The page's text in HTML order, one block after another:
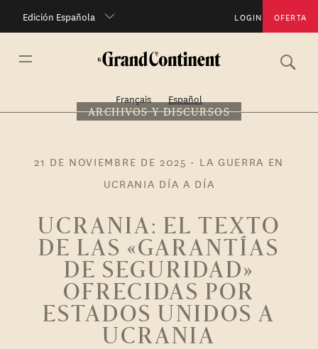
Edición Española LOGIN OFERTA
Français Español
ARCHIVOS Y DISCURSOS
21 DE NOVIEMBRE DE 2025 • LA GUERRA EN
UCRANIA DÍA A DÍA
UCRANIA: EL TEXTO
DE LAS «GARANTÍAS
DE SEGURIDAD»
OFRECIDAS POR
ESTADOS UNIDOS A
UCRANIA